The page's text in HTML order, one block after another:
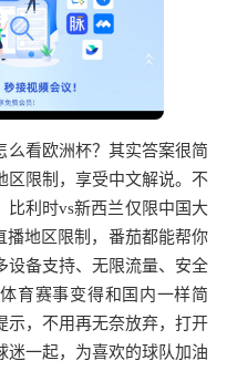
看欧洲杯？其实答案很简
区限制，享受中文解说。不
比利时vs新西兰仅限中国大
播地区限制，番茄都能帮你
设备支持、无限流量、安全
育赛事变得和国内一样简
示，不用再无奈放弃，打开
迷一起，为喜欢的球队加油